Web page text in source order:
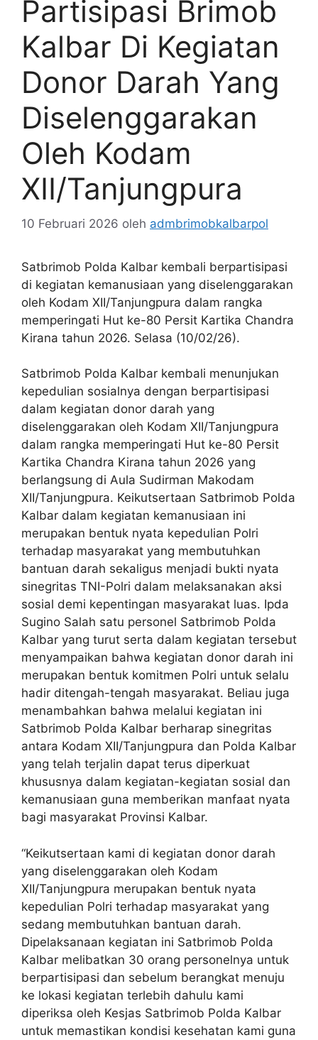
Partisipasi Brimob
Kalbar Di Kegiatan
Donor Darah Yang
Diselenggarakan
Oleh Kodam
XII/Tanjungpura
10 Februari 2026 oleh admbrimobkalbarpol
Satbrimob Polda Kalbar kembali berpartisipasi
di kegiatan kemanusiaan yang diselenggarakan
oleh Kodam XII/Tanjungpura dalam rangka
memperingati Hut ke-80 Persit Kartika Chandra
Kirana tahun 2026. Selasa (10/02/26).
Satbrimob Polda Kalbar kembali menunjukan
kepedulian sosialnya dengan berpartisipasi
dalam kegiatan donor darah yang
diselenggarakan oleh Kodam XII/Tanjungpura
dalam rangka memperingati Hut ke-80 Persit
Kartika Chandra Kirana tahun 2026 yang
berlangsung di Aula Sudirman Makodam
XII/Tanjungpura. Keikutsertaan Satbrimob Polda
Kalbar dalam kegiatan kemanusiaan ini
merupakan bentuk nyata kepedulian Polri
terhadap masyarakat yang membutuhkan
bantuan darah sekaligus menjadi bukti nyata
sinegritas TNI-Polri dalam melaksanakan aksi
sosial demi kepentingan masyarakat luas. Ipda
Sugino Salah satu personel Satbrimob Polda
Kalbar yang turut serta dalam kegiatan tersebut
menyampaikan bahwa kegiatan donor darah ini
merupakan bentuk komitmen Polri untuk selalu
hadir ditengah-tengah masyarakat. Beliau juga
menambahkan bahwa melalui kegiatan ini
Satbrimob Polda Kalbar berharap sinegritas
antara Kodam XII/Tanjungpura dan Polda Kalbar
yang telah terjalin dapat terus diperkuat
khususnya dalam kegiatan-kegiatan sosial dan
kemanusiaan guna memberikan manfaat nyata
bagi masyarakat Provinsi Kalbar.
“Keikutsertaan kami di kegiatan donor darah
yang diselenggarakan oleh Kodam
XII/Tanjungpura merupakan bentuk nyata
kepedulian Polri terhadap masyarakat yang
sedang membutuhkan bantuan darah.
Dipelaksanaan kegiatan ini Satbrimob Polda
Kalbar melibatkan 30 orang personelnya untuk
berpartisipasi dan sebelum berangkat menuju
ke lokasi kegiatan terlebih dahulu kami
diperiksa oleh Kesjas Satbrimob Polda Kalbar
untuk memastikan kondisi kesehatan kami guna